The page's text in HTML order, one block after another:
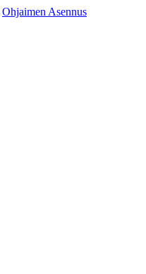
Ohjaimen Asennus